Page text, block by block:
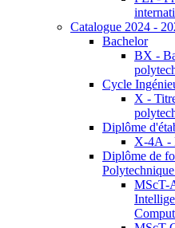
Catalogue 2024 -
Bachelor
BX -
Cycle
X -
Diplôme
X-4A -
Diplôme de
MScT-